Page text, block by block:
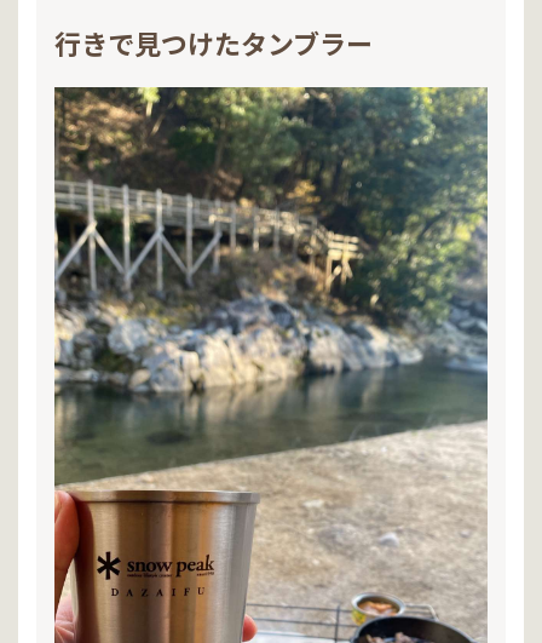
行きで見つけたタンブラー